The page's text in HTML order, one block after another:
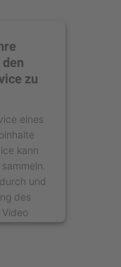
zu
eines
kann
und
des